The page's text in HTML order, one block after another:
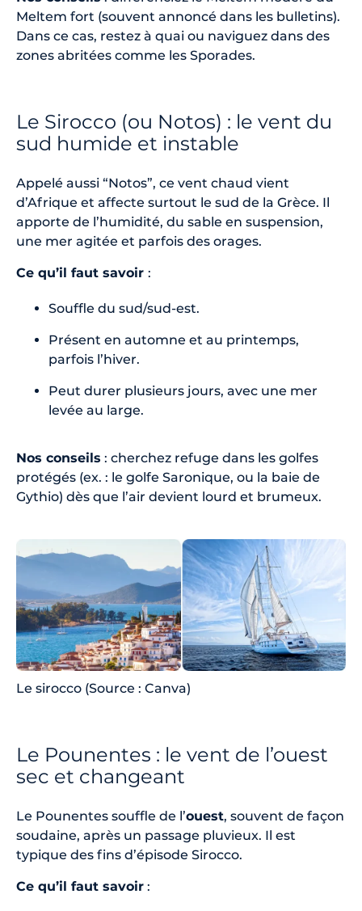
Meltem fort (souvent annoncé dans les bulletins).
Dans ce cas, restez à quai ou naviguez dans des
zones abritées comme les Sporades.
Le Sirocco (ou Notos) : le vent du
sud humide et instable
Appelé aussi “Notos”, ce vent chaud vient
d’Afrique et affecte surtout le sud de la Grèce. Il
apporte de l’humidité, du sable en suspension,
une mer agitée et parfois des orages.
Ce qu’il faut savoir :
Souffle du sud/sud-est.
Présent en automne et au printemps,
parfois l’hiver.
Peut durer plusieurs jours, avec une mer
levée au large.
Nos conseils : cherchez refuge dans les golfes
protégés (ex. : le golfe Saronique, ou la baie de
Gythio) dès que l’air devient lourd et brumeux.
Le sirocco (Source : Canva)
Le Pounentes : le vent de l’ouest
sec et changeant
Le Pounentes souffle de l’ouest, souvent de façon
soudaine, après un passage pluvieux. Il est
typique des fins d’épisode Sirocco.
Ce qu’il faut savoir :